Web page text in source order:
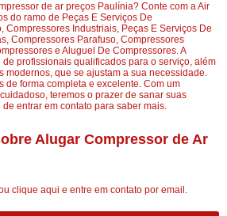
de ar preços Paulínia? Conte com a Air
do ramo de Peças E Serviços De
Compressores Industriais, Peças E Serviços De
Compressores Parafuso, Compressores
e Aluguel De Compressores. A
profissionais qualificados para o serviço, além
modernos, que se ajustam a sua necessidade.
de forma completa e excelente. Com um
teremos o prazer de sanar suas
entrar em contato para saber mais.
Alugar Compressor de Ar
clique aqui e entre em contato por email.